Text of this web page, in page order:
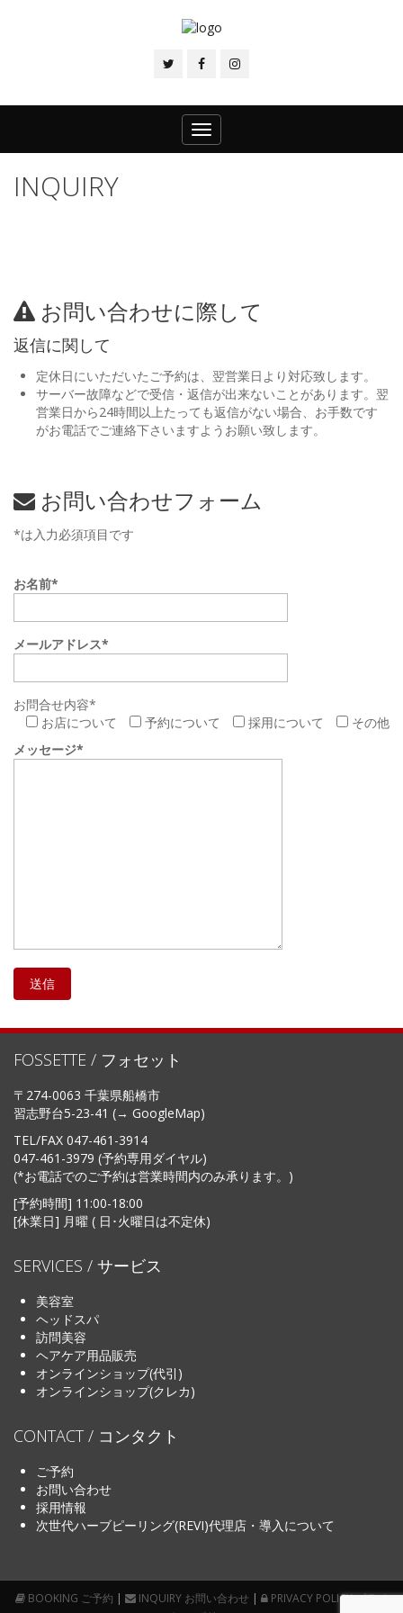
Toggle
navigation
INQUIRY
お問い合わせに際して
返信に関して
定休日にいただいたご予約は、翌営業日より対応致します。
サーバー故障などで受信・返信が出来ないことがあります。翌
営業日から24時間以上たっても返信がない場合、お手数です
がお電話でご連絡下さいますようお願い致します。
お問い合わせフォーム
*は入力必須項目です
お名前*
メールアドレス*
お問合せ内容*
お店について
予約について 採用について
その他
メッセージ*
FOSSETTE / フォセット
〒274-0063 千葉県船橋市
習志野台5-23-41 (→ GoogleMap)
TEL/FAX 047-461-3914
047-461-3979 (予約専用ダイヤル)
(*お電話でのご予約は営業時間内のみ承ります。)
[予約時間] 11:00-18:00
[休業日] 月曜 ( 日･火曜日は不定休)
SERVICES / サービス
美容室
ヘッドスパ
訪問美容
ヘアケア用品販売
オンラインショップ(代引)
オンラインショップ(クレカ)
CONTACT / コンタクト
ご予約
お問い合わせ
採用情報
次世代ハーブピーリング(REVI)代理店・導入について
BOOKING ご予約 | INQUIRY お問い合わせ |
PRIVACY POLICY プライ